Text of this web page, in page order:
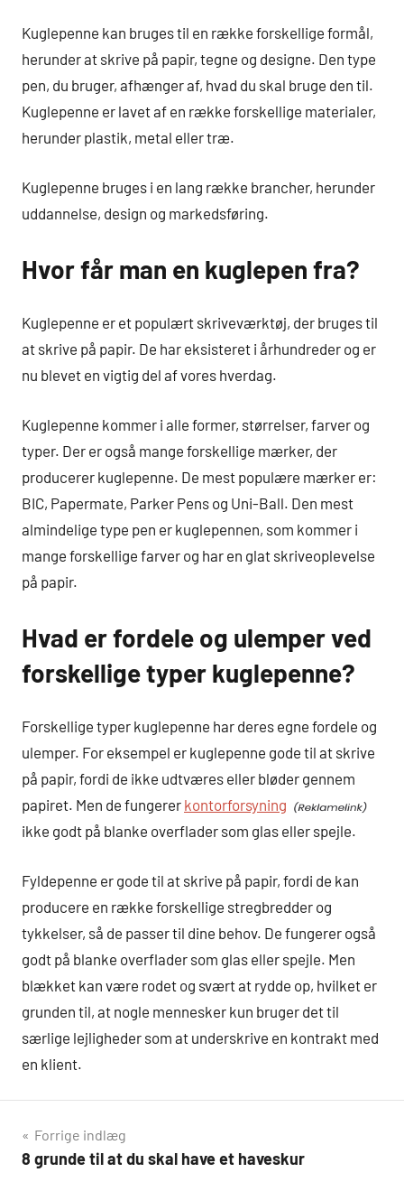
Kuglepenne kan bruges til en række forskellige formål,
herunder at skrive på papir, tegne og designe. Den type
pen, du bruger, afhænger af, hvad du skal bruge den til.
Kuglepenne er lavet af en række forskellige materialer,
herunder plastik, metal eller træ.
Kuglepenne bruges i en lang række brancher, herunder
uddannelse, design og markedsføring.
Hvor får man en kuglepen fra?
Kuglepenne er et populært skriveværktøj, der bruges til
at skrive på papir. De har eksisteret i århundreder og er
nu blevet en vigtig del af vores hverdag.
Kuglepenne kommer i alle former, størrelser, farver og
typer. Der er også mange forskellige mærker, der
producerer kuglepenne. De mest populære mærker er:
BIC, Papermate, Parker Pens og Uni-Ball. Den mest
almindelige type pen er kuglepennen, som kommer i
mange forskellige farver og har en glat skriveoplevelse
på papir.
Hvad er fordele og ulemper ved
forskellige typer kuglepenne?
Forskellige typer kuglepenne har deres egne fordele og
ulemper. For eksempel er kuglepenne gode til at skrive
på papir, fordi de ikke udtværes eller bløder gennem
papiret. Men de fungerer kontorforsyning
ikke godt på blanke overflader som glas eller spejle.
Fyldepenne er gode til at skrive på papir, fordi de kan
producere en række forskellige stregbredder og
tykkelser, så de passer til dine behov. De fungerer også
godt på blanke overflader som glas eller spejle. Men
blækket kan være rodet og svært at rydde op, hvilket er
grunden til, at nogle mennesker kun bruger det til
særlige lejligheder som at underskrive en kontrakt med
en klient.
Indlægsnavigation
Forrige indlæg
8 grunde til at du skal have et haveskur